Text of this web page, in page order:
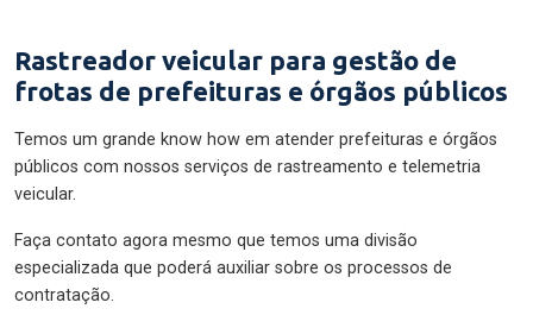
Rastreador veicular para gestão de
frotas de prefeituras e órgãos públicos
Temos um grande know how em atender prefeituras e órgãos
públicos com nossos serviços de rastreamento e telemetria
veicular.
Faça contato agora mesmo que temos uma divisão
especializada que poderá auxiliar sobre os processos de
contratação.